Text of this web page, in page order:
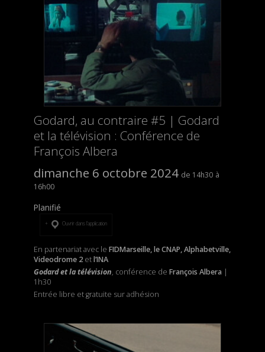
Godard, au contraire #5 | Godard
et la télévision : Conférence de
François Albera
dimanche 6 octobre 2024
14h30
16h00
Planifié
Ouvrir dans l’application
En partenariat avec le FIDMarseille, le CNAP, Alphabetville,
Videodrome 2 etl’INA
Godard et la télévision, conférence de François Albera |
1h30
Entrée libre et gratuite sur adhésion